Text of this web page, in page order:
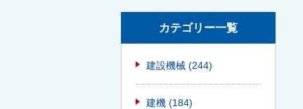
カテゴリー一覧
建設機械 (244)
建機 (184)